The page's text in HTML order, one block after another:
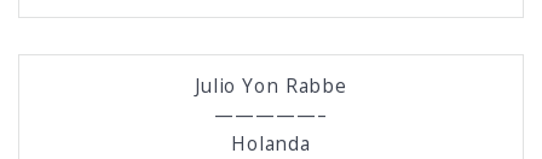
Julio Yon Rabbe
—————–
Holanda